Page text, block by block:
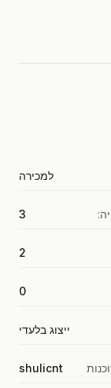
למכירה
3
2
0
ייצוג בלעדי
shulicnt